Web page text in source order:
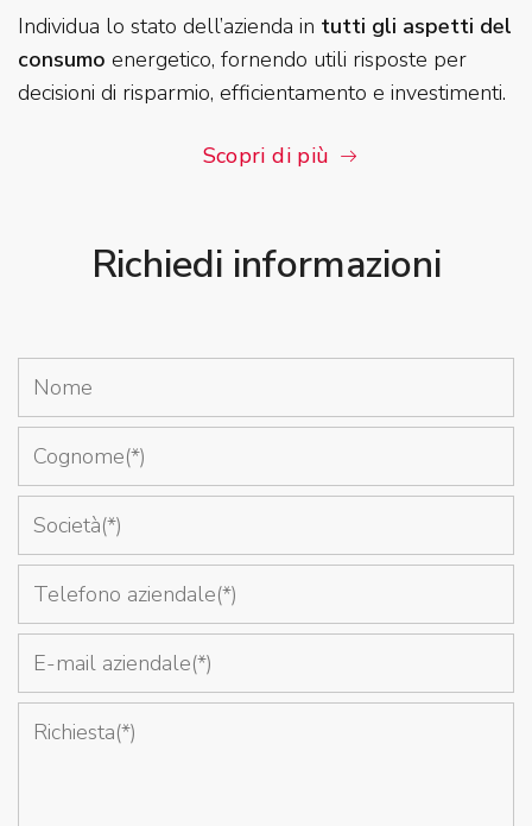
Individua lo stato dell’azienda in tutti gli aspetti del
consumo energetico, fornendo utili risposte per
decisioni di risparmio, efficientamento e investimenti.
Scopri di più
Richiedi informazioni